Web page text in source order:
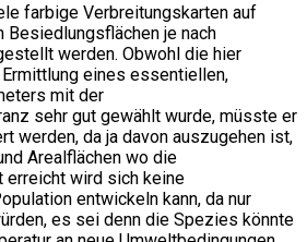
farbige Verbreitungskarten auf
je nach
werden. Obwohl die hier
eines essentiellen,
mit der
sehr gut gewählt wurde, müsste er
werden, da ja davon auszugehen ist,
Arealflächen wo die
erreicht wird sich keine
entwickeln kann, da nur
es sei denn die Spezies könnte